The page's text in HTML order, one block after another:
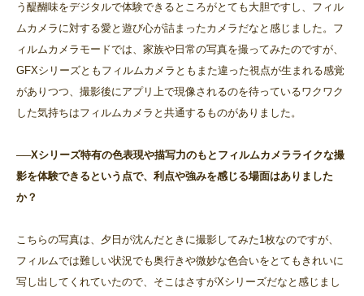
う醍醐味をデジタルで体験できるところがとても大胆ですし、フィル
ムカメラに対する愛と遊び心が詰まったカメラだなと感じました。フ
ィルムカメラモードでは、家族や日常の写真を撮ってみたのですが、
GFXシリーズともフィルムカメラともまた違った視点が生まれる感覚
がありつつ、撮影後にアプリ上で現像されるのを待っているワクワク
した気持ちはフィルムカメラと共通するものがありました。
──Xシリーズ特有の色表現や描写力のもとフィルムカメラライクな撮
影を体験できるという点で、利点や強みを感じる場面はありました
か？
こちらの写真は、夕日が沈んだときに撮影してみた1枚なのですが、
フィルムでは難しい状況でも奥行きや微妙な色合いをとてもきれいに
写し出してくれていたので、そこはさすがXシリーズだなと感じまし